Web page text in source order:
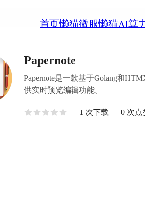
首页懒猫微服懒猫AI算
Papernote
Papernote是一款基于Golang和
供实时预览编辑功能。
1 次下载 0 次点